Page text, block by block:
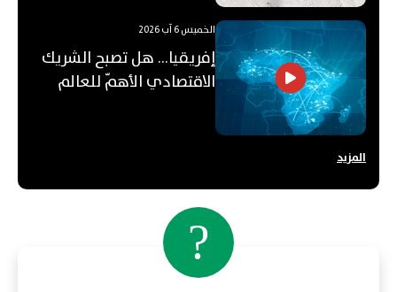
الخميس 6 آب 2026
إفريقيا... هل تصبح الشريك
الاقتصادي الأهمّ للعالم
المزيد
?